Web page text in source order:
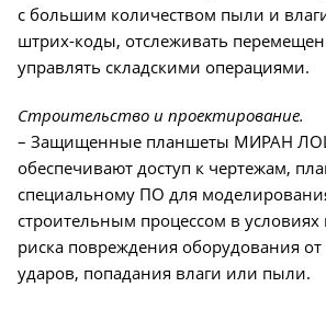
с большим количеством пыли и
штрих-коды, отслеживать
управлять складскими операциями.
Строительство и проектирование.
– Защищенные планшеты МИРАН
обеспечивают доступ к чертежам,
специальному ПО для
строительным процессом в
риска повреждения оборудования
ударов, попадания влаги или пыли.